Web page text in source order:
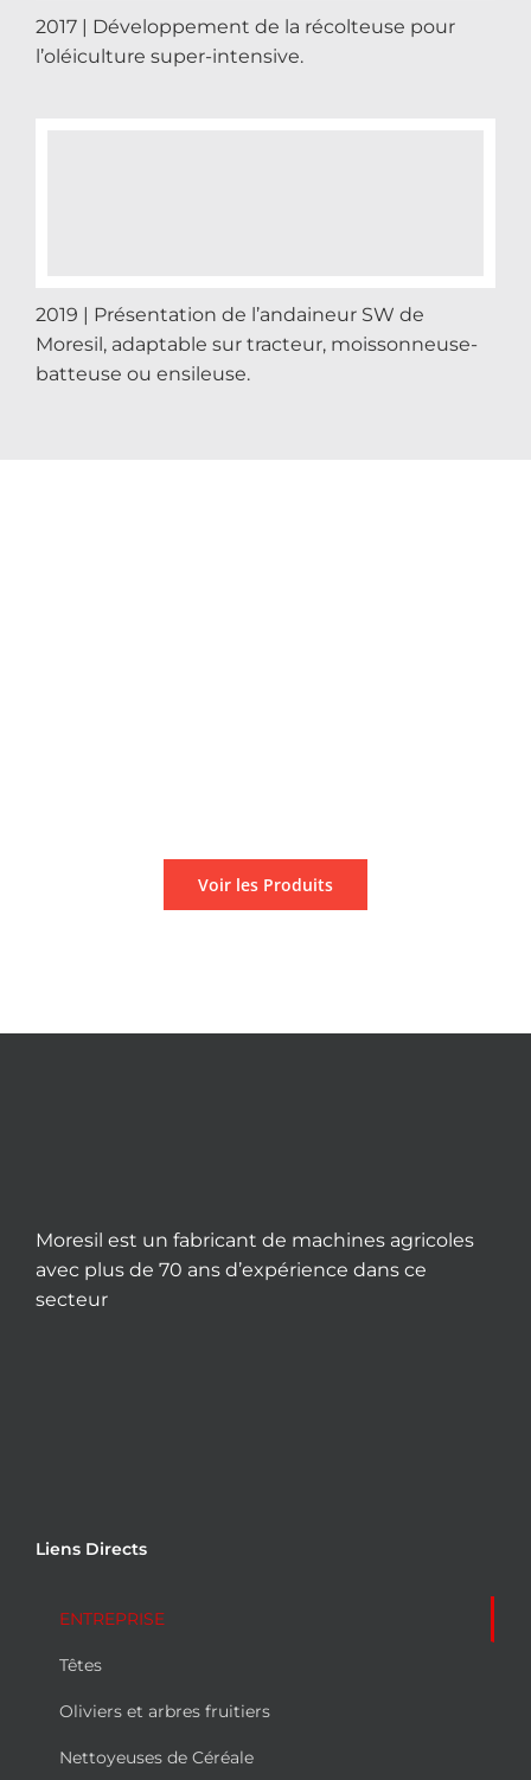
2017 | Développement de la récolteuse pour
l’oléiculture super-intensive.
2019 | Présentation de l’andaineur SW de
Moresil, adaptable sur tracteur, moissonneuse-
batteuse ou ensileuse.
Voir les Produits
Moresil est un fabricant de machines agricoles
avec plus de 70 ans d’expérience dans ce
secteur
Liens Directs
ENTREPRISE
Têtes
Oliviers et arbres fruitiers
Nettoyeuses de Céréale